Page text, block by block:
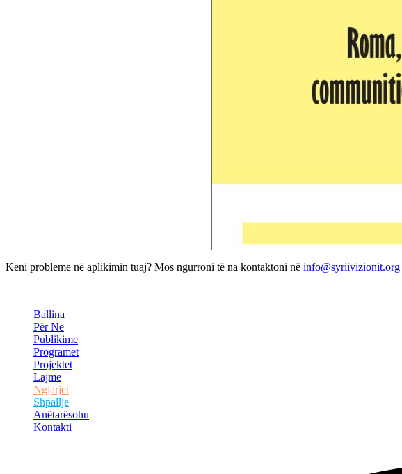
Keni probleme në aplikimin tuaj? Mos ngurroni të na kontaktoni në info@syriivizionit.org
Ballina
Për Ne
Publikime
Programet
Projektet
Lajme
Ngjarjet
Shpallje
Anëtarësohu
Kontakti